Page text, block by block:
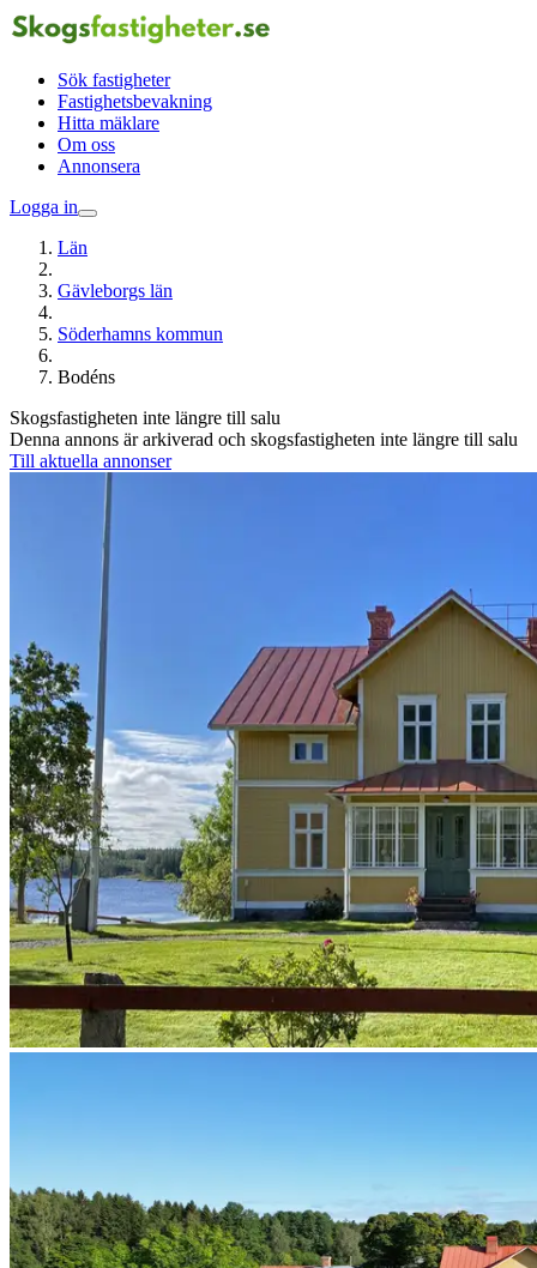
Sök fastigheter
Fastighetsbevakning
Hitta mäklare
Om oss
Annonsera
Logga in
Län
Gävleborgs län
Söderhamns kommun
Bodéns
Skogsfastigheten inte längre till salu
Denna annons är arkiverad och skogsfastigheten inte längre till salu
Till aktuella annonser